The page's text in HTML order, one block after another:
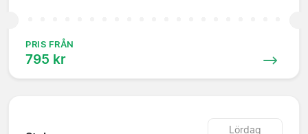
PRIS FRÅN
795 kr
Lördag